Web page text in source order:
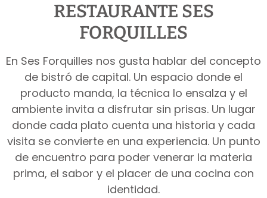
RESTAURANTE SES
FORQUILLES
En Ses Forquilles nos gusta hablar del concepto
de bistró de capital. Un espacio donde el
producto manda, la técnica lo ensalza y el
ambiente invita a disfrutar sin prisas. Un lugar
donde cada plato cuenta una historia y cada
visita se convierte en una experiencia. Un punto
de encuentro para poder venerar la materia
prima, el sabor y el placer de una cocina con
identidad.